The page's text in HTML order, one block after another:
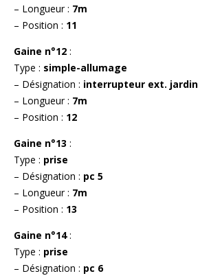
– Longueur : 7m
– Position : 11
Gaine n°12 :
Type : simple-allumage
– Désignation : interrupteur ext. jardin
– Longueur : 7m
– Position : 12
Gaine n°13 :
Type : prise
– Désignation : pc 5
– Longueur : 7m
– Position : 13
Gaine n°14:
Type : prise
– Désignation : pc 6